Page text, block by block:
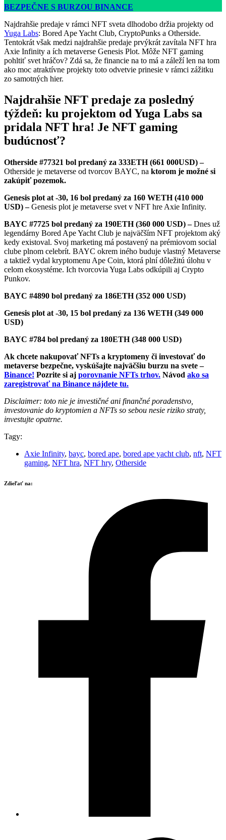
BEZPEČNE S BURZOU BINANCE
Najdrahšie predaje v rámci NFT sveta dlhodobo držia projekty od
Yuga Labs: Bored Ape Yacht Club, CryptoPunks a Otherside.
Tentokrát však medzi najdrahšie predaje prvýkrát zavítala NFT hra
Axie Infinity a ích metaverse Genesis Plot. Môže NFT gaming
pohltiť svet hráčov? Zdá sa, že financie na to má a záleží len na tom
ako moc atraktívne projekty toto odvetvie prinesie v rámci zážitku
zo samotných hier.
Najdrahšie NFT predaje za posledný
týždeň: ku projektom od Yuga Labs sa
pridala NFT hra! Je NFT gaming
budúcnosť?
Otherside #77321 bol predaný za 333ETH (661 000USD) –
Otherside je metaverse od tvorcov BAYC, na ktorom je možné si
zakúpiť pozemok.
Genesis plot at -30, 16 bol predaný za 160 WETH (410 000
USD) –Genesis plot je metaverse svet v NFT hre Axie Infinity.
BAYC #7725 bol predaný za 190ETH (360 000 USD) –Dnes už
legendárny Bored Ape Yacht Club je najväčším NFT projektom aký
kedy existoval. Svoj marketing má postavený na prémiovom social
clube plnom celebrít. BAYC okrem iného buduje vlastný Metaverse
a taktiež vydal kryptomenu Ape Coin, ktorá plní dôležitú úlohu v
celom ekosystéme. Ich tvorcovia Yuga Labs odkúpili aj Crypto
Punkov.
BAYC #4890 bol predaný za 186ETH (352 000 USD)
Genesis plot at -30, 15 bol predaný za 136 WETH (349 000
USD)
BAYC #784 bol predaný za 180ETH (348 000 USD)
Ak chcete nakupovať NFTs a kryptomeny či investovať do
metaverse bezpečne, vyskúšajte najväčšiu burzu na svete –
Binance! Pozrite si aj porovnanie NFTs trhov. Návod ako sa
zaregistrovať na Binance nájdete tu.
Disclaimer: toto nie je investičné ani finančné poradenstvo,
investovanie do kryptomien a NFTs so sebou nesie riziko straty,
investujte opatrne.
Tagy:
Axie Infinity, bayc, bored ape, bored ape yacht club, nft, NFT
gaming, NFT hra, NFT hry, Otherside
Zdieľať na: